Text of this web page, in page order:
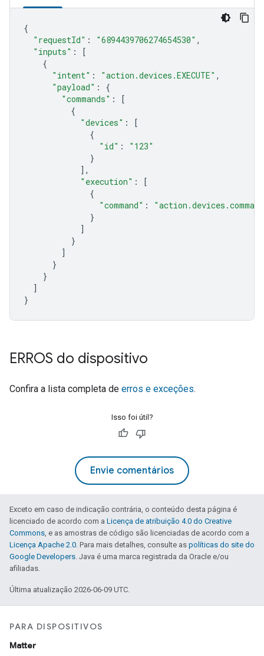
{
"requestId" : "6894439706274654530" ,
"inputs" :
[
{
"intent" : "action.devices.EXECUTE" ,
"payload" :
{
"commands" :
[
{
"devices" :
[
{
"id" :
"123"
}
],
"execution" :
[
{
"command" :
}
]
}
]
}
}
]
}
ERROS do dispositivo
Confira a lista completa de erros e exceções.
Isso foi útil?
Envie comentários
Exceto em caso de indicação contrária, o conteúdo desta página é
licenciado de acordo com a Licença de atribuição 4.0 do Creative
Commons, e as amostras de código são licenciadas de acordo com a
Licença Apache 2.0. Para mais detalhes, consulte as políticas do site do
Google Developers. Java é uma marca registrada da Oracle e/ou
afiliadas.
Última atualização 2026-06-09 UTC.
PARA DISPOSITIVOS
Matter